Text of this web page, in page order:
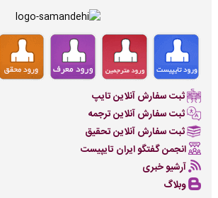
ثبت سفارش آنلاین تایپ
ثبت سفارش آنلاین ترجمه
ثبت سفارش آنلاین تحقیق
انجمن گفتگو ایران تایپیست
آرشیو خبری
وبلاگ